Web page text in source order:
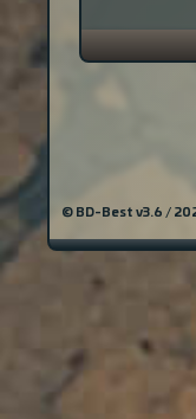
© BD-Best v3.6 /